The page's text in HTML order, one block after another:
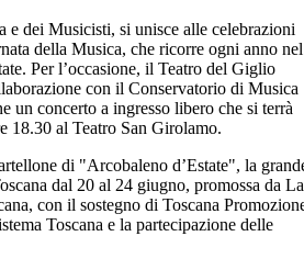
e dei Musicisti, si unisce alle celebrazioni
della Musica, che ricorre ogni anno nel
Per l’occasione, il Teatro del Giglio
con il Conservatorio di Musica
un concerto a ingresso libero che si terrà
18.30 al Teatro San Girolamo.
di "Arcobaleno d’Estate", la
dal 20 al 24 giugno, promossa da La
con il sostegno di Toscana
Toscana e la partecipazione delle